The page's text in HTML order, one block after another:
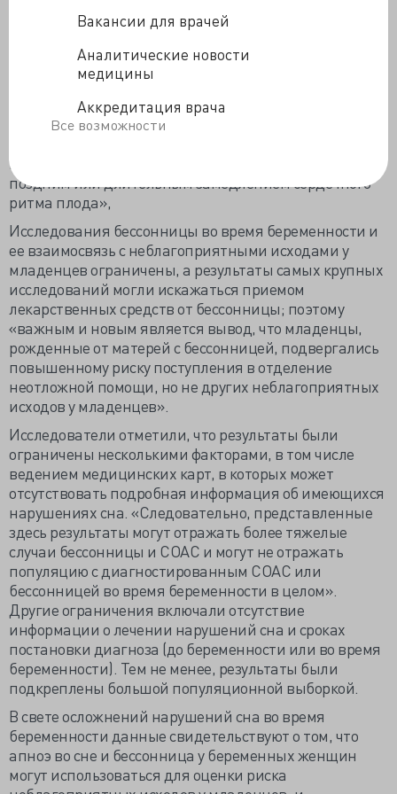
Вакансии для врачей
Аналитические новости
медицины
Аккредитация врача
Все возможности
исходах по сравнению с контрольной группой была
повышенная вероятность поступления в отделение
неотложной помощи на первом году жизни (37,2%
против 32,3%).
«Изучаются возможные механизмы взаимосвязи
между материнским апноэ во сне и
могут быть связаны с системным воспалением и
поздним или длительным замедлением сердечного
ритма плода»,
Исследования бессонницы во время беременности и
ее взаимосвязь с неблагоприятными исходами у
младенцев ограничены, а результаты самых крупных
исследований могли искажаться приемом
лекарственных средств от бессонницы; поэтому
«важным и новым является вывод, что младенцы,
рожденные от матерей с бессонницей, подвергались
повышенному риску поступления в отделение
неотложной помощи, но не других неблагоприятных
исходов у младенцев».
Исследователи отметили, что результаты были
ограничены несколькими факторами, в том числе
ведением медицинских карт, в которых может
отсутствовать подробная информация об имеющихся
нарушениях сна. «Следовательно, представленные
здесь результаты могут отражать более тяжелые
случаи бессонницы и СОАС и могут не отражать
популяцию с диагностированным СОАС или
бессонницей во время беременности в целом».
Другие ограничения включали отсутствие
информации о лечении нарушений сна и сроках
постановки диагноза (до беременности или во время
беременности). Тем не менее, результаты были
подкреплены большой популяционной выборкой.
В свете осложнений нарушений сна во время
беременности данные свидетельствуют о том, что
апноэ во сне и бессонница у беременных женщин
могут использоваться для оценки риска